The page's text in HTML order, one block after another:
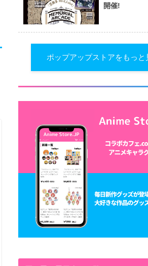
開催!
ポップアップストアをもっと